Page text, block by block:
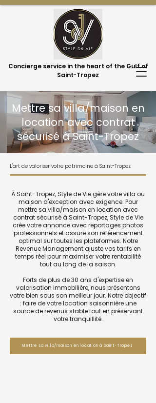
Concierge service in the heart of the Gulf of
Saint-Tropez
Mettre sa villa/maison en
location avec contrat
sécurisé à Saint-Tropez
L'art de valoriser votre patrimoine à Saint-Tropez
À Saint-Tropez, Style de Vie gère votre villa ou
maison d'exception avec exigence. Pour
mettre sa villa/maison en location avec
contrat sécurisé à Saint-Tropez, Style de Vie
crée votre annonce avec reportages photos
professionnels et assure son référencement
optimal sur toutes les plateformes. Notre
Revenue Management ajuste vos tarifs en
temps réel pour maximiser votre rentabilité
tout au long de la saison.
Forts de plus de 30 ans d'expertise en
valorisation immobilière, nous présentons
votre bien sous son meilleur jour. Notre objectif
: faire de votre location saisonnière une
source de revenus stable tout en préservant
votre tranquillité.
Mettre sa villa/maison en location à Saint-Tropez